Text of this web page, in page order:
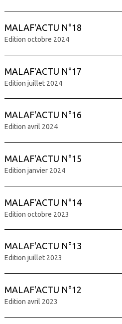
MALAF'ACTU N°18
Edition octobre 2024
MALAF'ACTU N°17
Edition juillet 2024
MALAF'ACTU N°16
Edition avril 2024
MALAF'ACTU N°15
Edition janvier 2024
MALAF'ACTU N°14
Edition octobre 2023
MALAF'ACTU N°13
Edition juillet 2023
MALAF'ACTU N°12
Edition avril 2023